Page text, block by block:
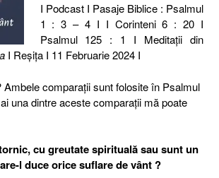
I Podcast I Pasaje Biblice : Psalmul
1 : 3 – 4 I I Corinteni 6 : 20 I
Psalmul 125 : 1 I Meditaţii din
I Reşiţa I 11 Februarie 2024 I
Ambele comparații sunt folosite în Psalmul
una dintre aceste comparații mă poate
cu greutate spirituală sau sunt un
l duce orice suflare de vânt ?